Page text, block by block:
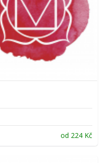
od 224 Kč